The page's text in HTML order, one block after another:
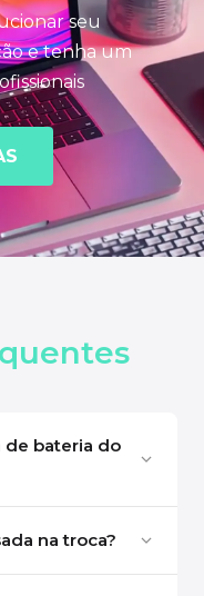
seu
e tenha um
de bateria do
na troca?